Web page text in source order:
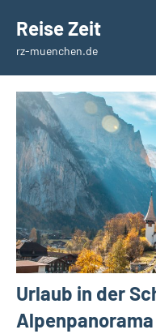
Inhalt
springen
Reise Zeit
rz-muenchen.de
Urlaub in der